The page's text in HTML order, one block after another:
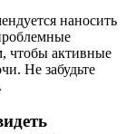
наносить
чтобы активные
Не забудьте